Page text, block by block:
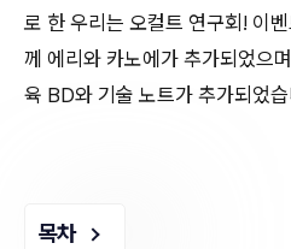
로 한 우리는 오컬트 연구회! 이
께 에리와 카노에가 추가되었으
육 BD와 기술 노트가 추가되었
목차